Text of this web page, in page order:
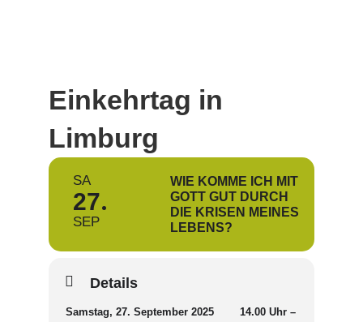
Einkehrtag in
Limburg
SA
27
SEP
WIE KOMME ICH MIT
GOTT GUT DURCH
DIE KRISEN MEINES
LEBENS?
Details
Samstag, 27. September 2025 14.00 Uhr –